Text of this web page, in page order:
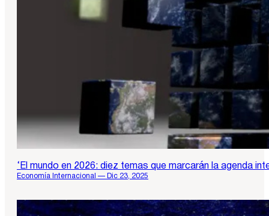
‘El mundo en 2026: diez temas que marcarán la agenda
Economía Internacional — Dic 23, 2025